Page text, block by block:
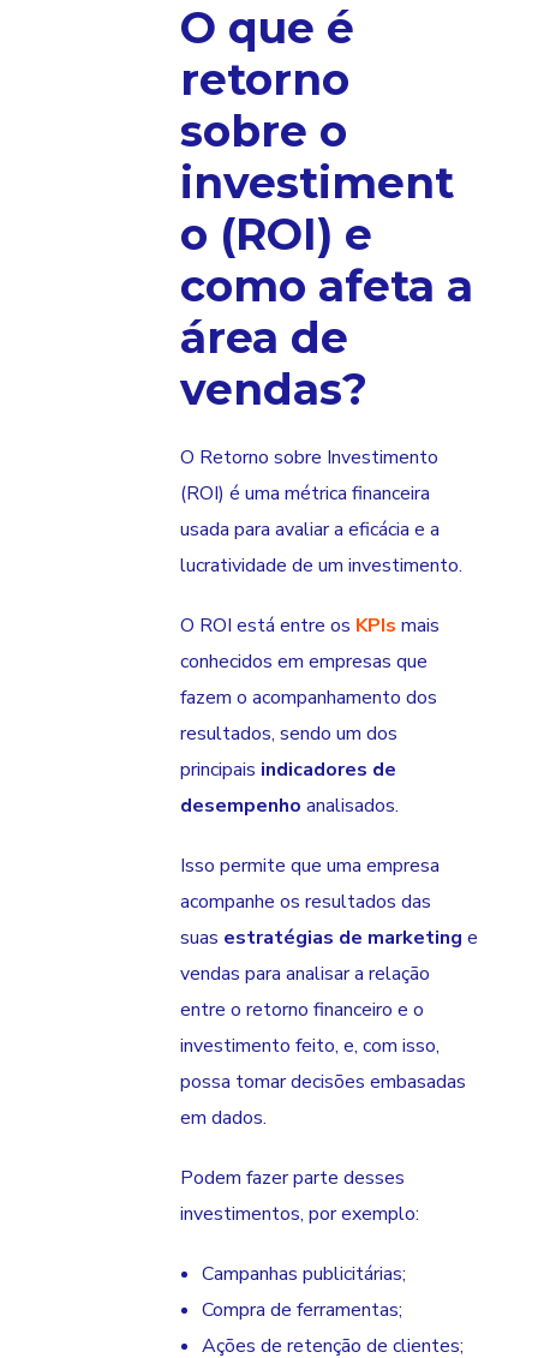
O que é
retorno
sobre o
investiment
o (ROI) e
como afeta a
área de
vendas?
O Retorno sobre Investimento
(ROI) é uma métrica financeira
usada para avaliar a eficácia e a
lucratividade de um investimento.
O ROI está entre os KPIs mais
conhecidos em empresas que
fazem o acompanhamento dos
resultados, sendo um dos
principais indicadores de
desempenho analisados.
Isso permite que uma empresa
acompanhe os resultados das
suas estratégias de marketing e
vendas para analisar a relação
entre o retorno financeiro e o
investimento feito, e, com isso,
possa tomar decisões embasadas
em dados.
Podem fazer parte desses
investimentos, por exemplo:
Campanhas publicitárias;
Compra de ferramentas;
Ações de retenção de clientes;